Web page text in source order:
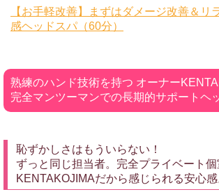
【お手軽改善】まずはダメージ改善＆リ
感ヘッドスパ（60分）
熟練のハンド技術を持つ オーナー
完全マンツーマンでの長期的サポートヘ
恥ずかしさはもういらない！
ずっと同じ担当者。完全プライベート
KENTAKOJIMAだから感じられる安心感